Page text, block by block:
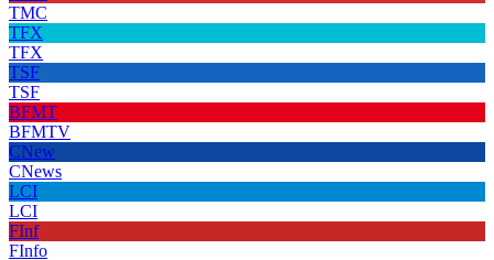
TMC
TFX
TFX
TSF
TSF
BFMT
BFMTV
CNew
CNews
LCI
LCI
FInf
FInfo